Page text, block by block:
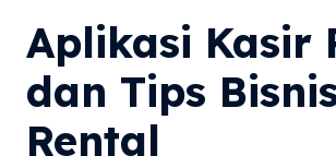
Aplikasi Kasir
dan Tips
Rental